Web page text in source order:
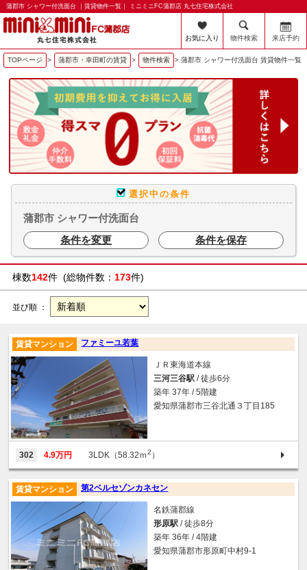
蒲郡市 シャワー付洗面台 ｜賃貸物件一覧｜ ミニミニFC蒲郡店 丸七住宅株式会社
お気に入り 物件検索 来店予約
TOPページ > 蒲郡市・幸田町の賃貸 > 物件検索 > 蒲郡市 シャワー付洗面台 賃貸物件一覧
選択中の条件
蒲郡市 シャワー付洗面台
条件を変更
条件を保存
棟数142件 (総物件数： 173件)
並び順 ：
ファミーユ若葉
賃貸マンション
ＪＲ東海道本線
三河三谷駅 / 徒歩6分
築年 37年 / 5階建
愛知県蒲郡市三谷北通３丁目185
302 4.9万円 3LDK（58.32ｍ2 ）
第2ベルセゾンカネセン
賃貸マンション
名鉄蒲郡線
形原駅 / 徒歩8分
築年 36年 / 4階建
愛知県蒲郡市形原町中村9-1